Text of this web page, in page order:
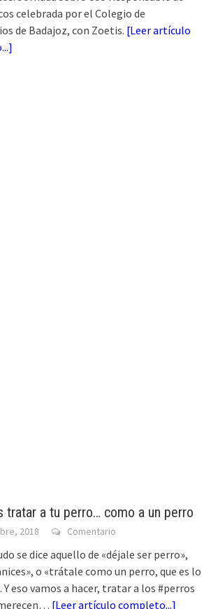
celebrada por el Colegio de
de Badajoz, con Zoetis. [Leer artículo
]
tratar a tu perro… como a un perro
2018 Comentario
se dice aquello de «déjale ser perro»,
o «trátale como un perro, que es lo
eso vamos a hacer, tratar a los #perros
[Leer artículo completo...]